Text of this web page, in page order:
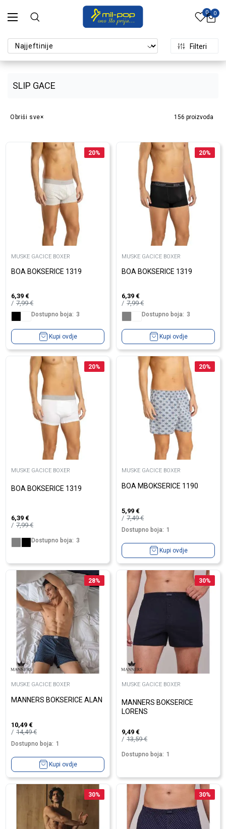
0 0
SLIP GACE
Filteri
156 proizvoda
Obriši sve
20%
MUSKE GACICE BOXER
BOA BOKSERICE 1319
6,39 €
7,99€
Dostupno boja: 3
Kupi ovdje
20%
MUSKE GACICE BOXER
BOA BOKSERICE 1319
6,39 €
7,99€
Dostupno boja: 3
Kupi ovdje
20%
MUSKE GACICE BOXER
BOA BOKSERICE 1319
6,39 €
7,99€
Dostupno boja: 3
20%
MUSKE GACICE BOXER
BOA MBOKSERICE 1190
5,99 €
7,49€
Dostupno boja: 1
Kupi ovdje
28%
MUSKE GACICE BOXER
MANNERS BOKSERICE ALAN
10,49 €
14,49€
Dostupno boja: 1
Kupi ovdje
30%
MUSKE GACICE BOXER
MANNERS BOKSERICE
LORENS
9,49 €
13,59€
Dostupno boja: 1
30% 30%